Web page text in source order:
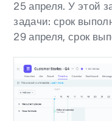
25 апреля. У этой
задачи: срок
29 апреля, срок